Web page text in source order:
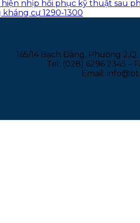
hiện nhịp hồi phục kỹ thuật sau
cự 1290-1300
165/14 Bạch Đằng, Phường
Tel: (028) 6296 2345 –
Email: